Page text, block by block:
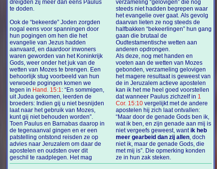
dreigden zij meer dan eens Paulus
te doden.
Ook de “bekeerde” Joden zorgden
nogal eens voor spanningen door
hun pogingen om hen die het
evangelie van Jezus hadden
aanvaard, en daardoor inwoners
waren geworden van het Koninkrijk
Gods, weer onder het juk van de
wetten van Mozes te brengen. Een
behoorlijk stug voorbeeld van hun
verwoede pogingen komen we
tegen in Hand. 15:1: “En sommigen,
uit Judea gekomen, leerden de
broeders: Indien gij u niet besnijden
laat naar het gebruik van Mozes,
kunt gij niet behouden worden”.
Toen Paulus en Barnabas daarop in
de tegenaanval gingen en er een
patstelling ontstond reisden ze op
advies naar Jeruzalem om daar de
apostelen en oudsten over dit
geschil te raadplegen. Het mag
verzameling “gelovigen” die nog
steeds niet hadden begrepen waar
het evangelie over gaat. Als gevolg
daarvan lieten ze nog steeds de
halfbakken “bekeerlingen” hun gang
gaan die brutaal de
Oudtestamentische wetten aan
anderen opdrongen.
Als deze, nog met handen en
voeten aan de wetten van Mozes
gebonden, verzameling gelovigen
het magere resultaat is geweest van
de in Jeruzalem actieve apostelen
kan ik het me heel goed voorstellen
dat wanneer Paulus zichzelf in 1
Cor. 15:10vergelijkt met de andere
apostelen hij zich laat ontvallen:
“Maar door de genade Gods ben ik,
wat ik ben, en zijn genade aan mij is
niet vergeefs geweest, wantik heb
meer gearbeid dan zij allen, doch
niet ik, maar de genade Gods, die
met mij is”. Die opmerking konden
ze in hun zak steken.